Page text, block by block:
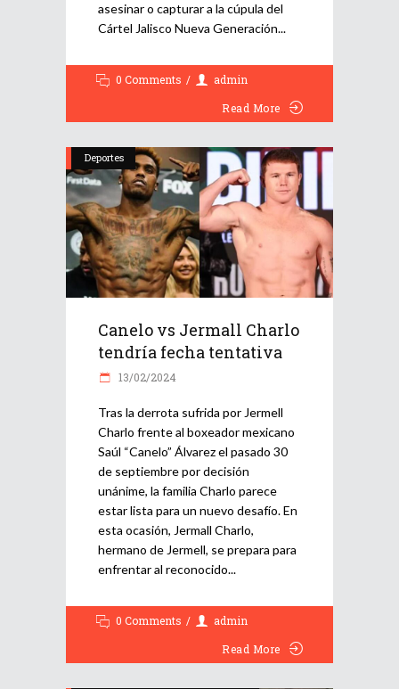
asesinar o capturar a la cúpula del
Cártel Jalisco Nueva Generación
0 Comments
admin
Read More
Deportes
Canelo vs Jermall Charlo
tendría fecha tentativa
13/02/2024
Tras la derrota sufrida por Jermell
Charlo frente al boxeador mexicano
Saúl “Canelo” Álvarez el pasado 30
de septiembre por decisión
unánime, la familia Charlo parece
estar lista para un nuevo desafío. En
esta ocasión, Jermall Charlo,
hermano de Jermell, se prepara para
enfrentar al reconocido
0 Comments
admin
Read More